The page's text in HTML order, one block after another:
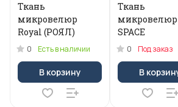
Ткань
микровелюр
Royal (РОЯЛ)
0 Есть в наличии
В корзину
Ткань
микровелюр
SPACE
0 Под заказ
В